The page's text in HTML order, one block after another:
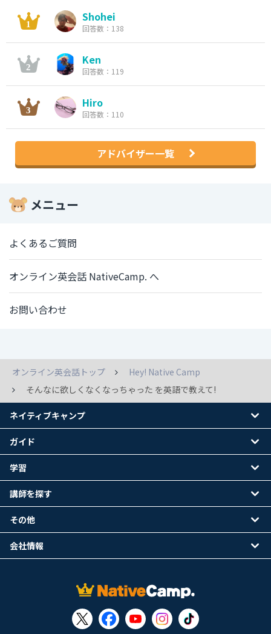
Shohei
回答数：138
Ken
回答数：119
Hiro
回答数：110
アドバイザー一覧
メニュー
よくあるご質問
オンライン英会話 NativeCamp. へ
お問い合わせ
オンライン英会話トップ
Hey! Native Camp
そんなに欲しくなくなっちゃった を英語で教えて!
ネイティブキャンプ
ガイド
学習
講師を探す
その他
会社情報